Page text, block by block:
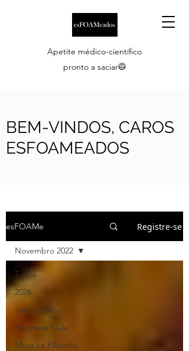
Apetite médico-científico
pronto a saciar🥼
BEM-VINDOS, CAROS
ESFOAMEADOS
esFOAMe Registre-se
Todos
2026
Junho 2026
Hipótese Nula
Mora na Filosofia
Novembro 2022